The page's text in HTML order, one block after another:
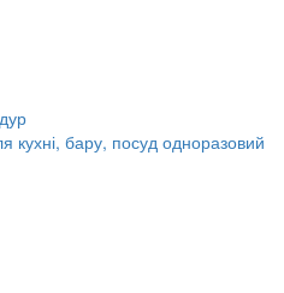
кухні, бару, посуд одноразовий